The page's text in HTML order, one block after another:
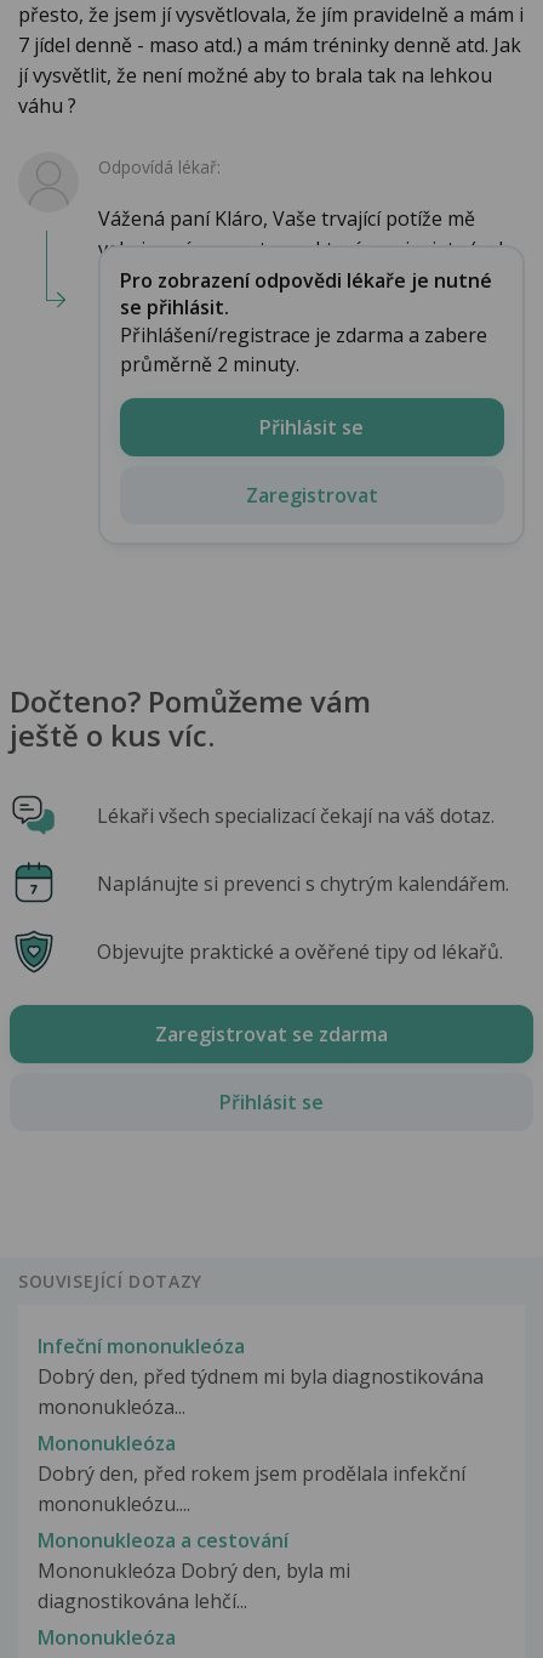
přesto, že jsem jí vysvětlovala, že jím pravidelně a mám i
7 jídel denně - maso atd.) a mám tréninky denně atd. Jak
jí vysvětlit, že není možné aby to brala tak na lehkou
váhu ?
Odpovídá lékař:
Vážená paní Kláro, Vaše trvající potíže mě
velmi mrzí a symptomy, které popisujete (uzl...
Pro zobrazení odpovědi lékaře je nutné
se přihlásit.
Přihlášení/registrace je zdarma a zabere
průměrně 2 minuty.
Přihlásit se
Zaregistrovat
Dočteno? Pomůžeme vám
ještě o kus víc.
Lékaři všech specializací čekají na váš dotaz.
Naplánujte si prevenci s chytrým kalendářem.
Objevujte praktické a ověřené tipy od lékařů.
Zaregistrovat se zdarma
Přihlásit se
SOUVISEJÍCÍ DOTAZY
Infeční mononukleóza
Dobrý den, před týdnem mi byla diagnostikována
mononukleóza...
Mononukleóza
Dobrý den, před rokem jsem prodělala infekční
mononukleózu....
Mononukleoza a cestování
Mononukleóza Dobrý den, byla mi
diagnostikována lehčí...
Mononukleóza